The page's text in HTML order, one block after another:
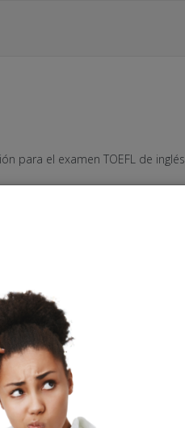
para el examen TOEFL de inglés